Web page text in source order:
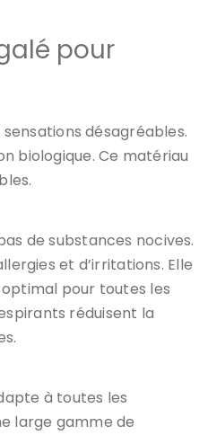
pour
désagréables.
biologique. Ce matériau
de substances nocives.
et d’irritations. Elle
pour toutes les
réduisent la
à toutes les
large gamme de